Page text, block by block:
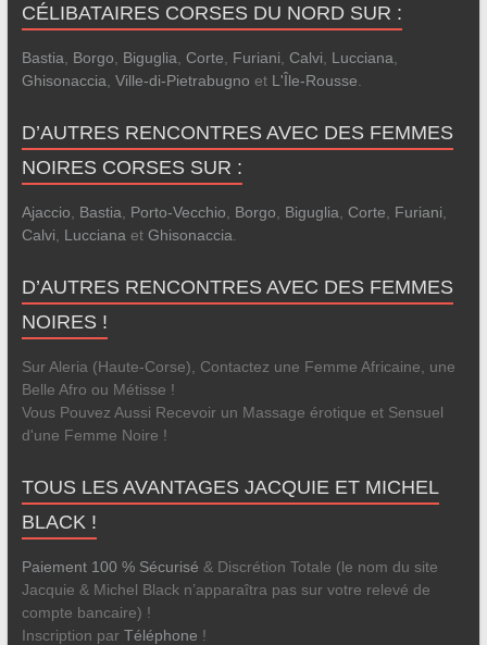
CÉLIBATAIRES CORSES DU NORD SUR :
Bastia Borgo Biguglia Corte Furiani Calvi Lucciana
Ghisonaccia Ville-di-Pietrabugno et L'Île-Rousse
D’AUTRES RENCONTRES AVEC DES FEMMES
NOIRES CORSES SUR :
Ajaccio Bastia Porto-Vecchio Borgo Biguglia Corte Furiani
Calvi
Lucciana et Ghisonaccia
D’AUTRES RENCONTRES AVEC DES FEMMES
NOIRES !
Sur Aleria (Haute-Corse), Contactez une Femme Africaine, une
Belle Afro ou Métisse !
Vous Pouvez Aussi Recevoir un Massage érotique et Sensuel
d'une Femme Noire !
TOUS LES AVANTAGES JACQUIE ET MICHEL
BLACK !
Paiement 100 % Sécurisé & Discrétion Totale (le nom du site
Jacquie & Michel Black n’apparaîtra pas sur votre relevé de
compte bancaire) !
Inscription par Téléphone !